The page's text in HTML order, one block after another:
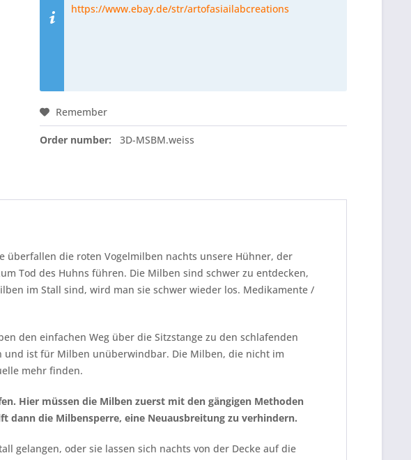
https://www.ebay.de/str/artofasiailabcreations
Remember
Order number: 3D-MSBM.weiss
überfallen die roten Vogelmilben nachts unsere Hühner, der
Tod des Huhns führen. Die Milben sind schwer zu entdecken,
im Stall sind, wird man sie schwer wieder los. Medikamente /
den einfachen Weg über die Sitzstange zu den schlafenden
und ist für Milben unüberwindbar. Die Milben, die nicht im
mehr finden.
Hier müssen die Milben zuerst mit den gängigen Methoden
dann die Milbensperre, eine Neuausbreitung zu verhindern.
gelangen, oder sie lassen sich nachts von der Decke auf die